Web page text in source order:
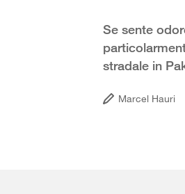
Se sente
stradale in
Marcel Hauri